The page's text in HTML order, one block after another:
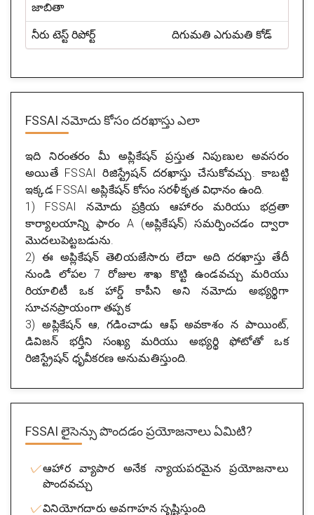
జాబితా
నీరు టెస్ట్ రిపోర్ట్ దిగుమతి ఎగుమతి కోడ్
FSSAI నమోదు కోసం దరఖాస్తు ఎలా
ఇది నిరంతరం మీ అప్లికేషన్ ప్రస్తుత నిపుణుల అవసరం
అయితే FSSAI రిజిస్ట్రేషన్ దరఖాస్తు చేసుకోవచ్చు. కాబట్టి
ఇక్కడ FSSAI అప్లికేషన్ కోసం సరళీకృత విధానం ఉంది.
1) FSSAI నమోదు ప్రక్రియ ఆహారం మరియు భద్రతా
కార్యాలయాన్ని ఫారం A (అప్లికేషన్) సమర్పించడం ద్వారా
మొదలుపెట్టబడును.
2) ఈ అప్లికేషన్ తెలియజేసారు లేదా అది దరఖాస్తు తేదీ
నుండి లోపల 7 రోజుల శాఖ కొట్టి ఉండవచ్చు మరియు
రియాలిటీ ఒక హార్డ్ కాపీని అని నమోదు అభ్యర్థిగా
సూచనప్రాయంగా తప్పక
3) అప్లికేషన్ ఆ, గడించాడు ఆఫ్ అవకాశం న పాయింట్,
డివిజన్ భర్తీని సంఖ్య మరియు అభ్యర్థి ఫోటోతో ఒక
రిజిస్ట్రేషన్ ధృవీకరణ అనుమతిస్తుంది.
FSSAI లైసెన్సు పొందడం ప్రయోజనాలు ఏమిటి?
ఆహార వ్యాపార అనేక న్యాయపరమైన ప్రయోజనాలు
పొందవచ్చు
వినియోగదారు అవగాహన సృష్టిస్తుంది